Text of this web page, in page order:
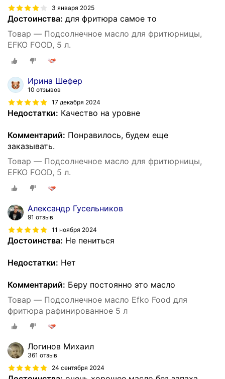
3 января 2025
Достоинства: для фритюра самое то
Товар — Подсолнечное масло для фритюрницы,
EFKO FOOD, 5 л.
Ирина Шефер
10 отзывов
17 декабря 2024
Недостатки: Качество на уровне
Комментарий: Понравилось, будем еще
заказывать.
Товар — Подсолнечное масло для фритюрницы,
EFKO FOOD, 5 л.
Александр Гусельников
91 отзыв
11 ноября 2024
Достоинства: Не пениться
Недостатки: Нет
Комментарий: Беру постоянно это масло
Товар — Подсолнечное масло Efko Food для
фритюра рафинированное 5 л
Логинов Михаил
361 отзыв
24 сентября 2024